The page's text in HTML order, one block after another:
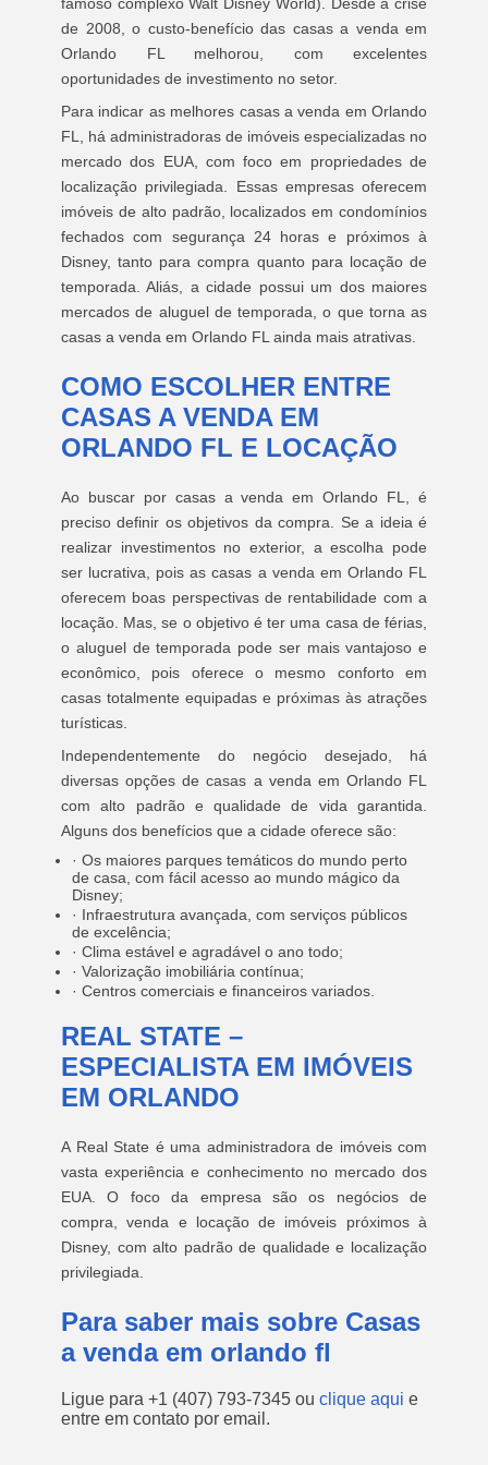
de 2008, o custo-benefício das casas a venda em
Orlando FL melhorou, com excelentes
oportunidades de investimento no setor.
Para indicar as melhores casas a venda em Orlando
FL, há administradoras de imóveis especializadas no
mercado dos EUA, com foco em propriedades de
localização privilegiada. Essas empresas oferecem
imóveis de alto padrão, localizados em condomínios
fechados com segurança 24 horas e próximos à
Disney, tanto para compra quanto para locação de
temporada. Aliás, a cidade possui um dos maiores
mercados de aluguel de temporada, o que torna as
casas a venda em Orlando FL ainda mais atrativas.
COMO ESCOLHER ENTRE
CASAS A VENDA EM
ORLANDO FL E LOCAÇÃO
Ao buscar por casas a venda em Orlando FL, é
preciso definir os objetivos da compra. Se a ideia é
realizar investimentos no exterior, a escolha pode
ser lucrativa, pois as casas a venda em Orlando FL
oferecem boas perspectivas de rentabilidade com a
locação. Mas, se o objetivo é ter uma casa de férias,
o aluguel de temporada pode ser mais vantajoso e
econômico, pois oferece o mesmo conforto em
casas totalmente equipadas e próximas às atrações
turísticas.
Independentemente do negócio desejado, há
diversas opções de casas a venda em Orlando FL
com alto padrão e qualidade de vida garantida.
Alguns dos benefícios que a cidade oferece são:
· Os maiores parques temáticos do mundo perto
de casa, com fácil acesso ao mundo mágico da
Disney;
· Infraestrutura avançada, com serviços públicos
de excelência;
· Clima estável e agradável o ano todo;
· Valorização imobiliária contínua;
· Centros comerciais e financeiros variados.
REAL STATE –
ESPECIALISTA EM IMÓVEIS
EM ORLANDO
A Real State é uma administradora de imóveis com
vasta experiência e conhecimento no mercado dos
EUA. O foco da empresa são os negócios de
compra, venda e locação de imóveis próximos à
Disney, com alto padrão de qualidade e localização
privilegiada.
Para saber mais sobre Casas
a venda em orlando fl
Ligue para +1 (407) 793-7345 ou clique aqui e
entre em contato por email.